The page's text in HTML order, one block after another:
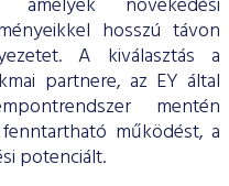
hosszú távon
A kiválasztás a
partnere, az EY által
mentén
működést, a
potenciált.